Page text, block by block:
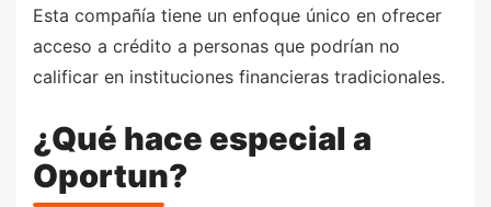
Esta compañía tiene un enfoque único en ofrecer
acceso a crédito a personas que podrían no
calificar en instituciones financieras tradicionales.
¿Qué hace especial a
Oportun?